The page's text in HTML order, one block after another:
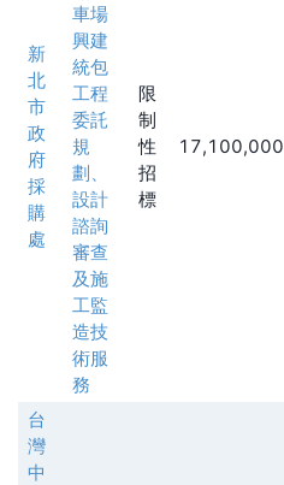
新
北
市
政
府
採
購
處
車場
興建
統包
工程
委託
規
劃、
設計
諮詢
審查
及施
工監
造技
術服
務
限
制
性
招
標
17,100,000
台
灣
中